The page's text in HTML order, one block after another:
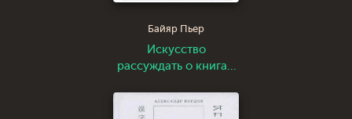
Байяр Пьер
Искусство
рассуждать о книгах,